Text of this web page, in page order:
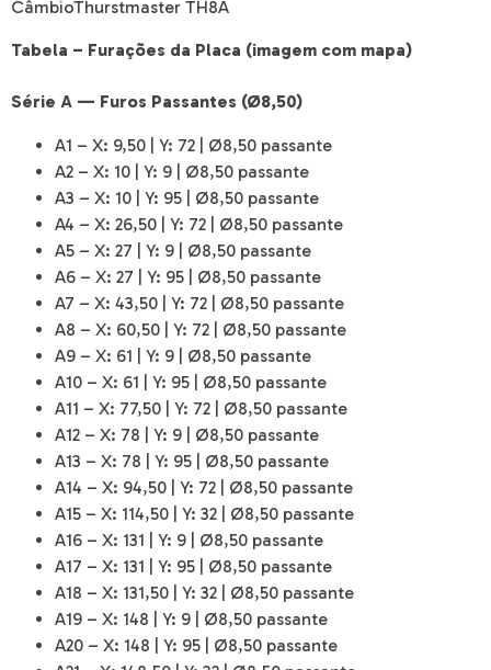
CâmbioThurstmaster TH8A
Tabela – Furações da Placa (imagem com mapa)
Série A — Furos Passantes (Ø8,50)
A1 – X: 9,50 | Y: 72 | Ø8,50 passante
A2 – X: 10 | Y: 9 | Ø8,50 passante
A3 – X: 10 | Y: 95 | Ø8,50 passante
A4 – X: 26,50 | Y: 72 | Ø8,50 passante
A5 – X: 27 | Y: 9 | Ø8,50 passante
A6 – X: 27 | Y: 95 | Ø8,50 passante
A7 – X: 43,50 | Y: 72 | Ø8,50 passante
A8 – X: 60,50 | Y: 72 | Ø8,50 passante
A9 – X: 61 | Y: 9 | Ø8,50 passante
A10 – X: 61 | Y: 95 | Ø8,50 passante
A11 – X: 77,50 | Y: 72 | Ø8,50 passante
A12 – X: 78 | Y: 9 | Ø8,50 passante
A13 – X: 78 | Y: 95 | Ø8,50 passante
A14 – X: 94,50 | Y: 72 | Ø8,50 passante
A15 – X: 114,50 | Y: 32 | Ø8,50 passante
A16 – X: 131 | Y: 9 | Ø8,50 passante
A17 – X: 131 | Y: 95 | Ø8,50 passante
A18 – X: 131,50 | Y: 32 | Ø8,50 passante
A19 – X: 148 | Y: 9 | Ø8,50 passante
A20 – X: 148 | Y: 95 | Ø8,50 passante